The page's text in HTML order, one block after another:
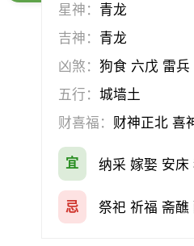
除服 移柩
星神： 青龙
吉神： 青龙
凶煞：狗食 六戊 雷兵
五行：城墙土
财喜福： 财神正北 喜
宜 纳采 嫁娶 安床
忌 祭祀 祈福 斋醮